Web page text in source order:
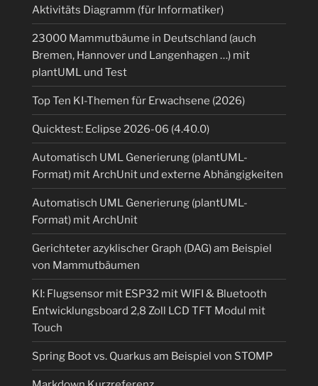
Aktivitäts Diagramm (für Informatiker)
23000 Mammutbäume in Deutschland (auch
Bremen, Hannover und Langenhagen …) mit
plantUML und Test
Top Ten KI-Themen für Erwachsene (2026)
Quicktest: Eclipse 2026-06 (4.40.0)
Automatisch UML Generierung (plantUML-
Format) mit ArchUnit und externe Abhängigkeiten
Automatisch UML Generierung (plantUML-
Format) mit ArchUnit
Gerichteter azyklischer Graph (DAG) am Beispiel
von Mammutbäumen
KI: Flugsensor mit ESP32 mit WIFI & Bluetooth
Entwicklungsboard 2,8 Zoll LCD TFT Modul mit
Touch
Spring Boot vs. Quarkus am Beispiel von STOMP